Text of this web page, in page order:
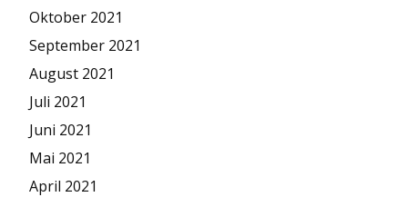
Oktober 2021
September 2021
August 2021
Juli 2021
Juni 2021
Mai 2021
April 2021